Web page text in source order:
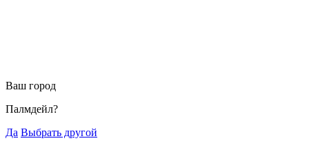
Ваш город
Палмдейл?
Да Выбрать другой